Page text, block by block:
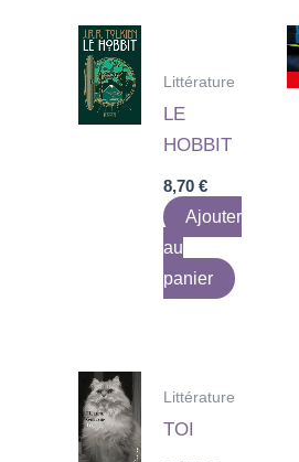
Littérature
LE
HOBBIT
8,70€
Ajouter
au
panier
Littérature
TOI